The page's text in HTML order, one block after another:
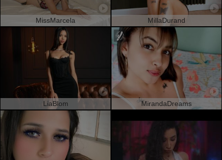
MissMarcela MillaDurand
LiaBlom MirandaDreams